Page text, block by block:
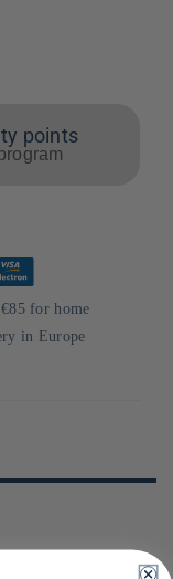
points
for home
in Europe